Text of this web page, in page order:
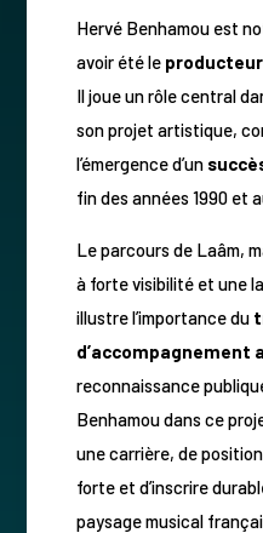
Hervé Benhamou est
avoir été le
Il joue un rôle central
son projet artistique,
l’émergence d’un
fin des années 1990 et
Le parcours de Laâm,
à forte visibilité et une
illustre l’importance du
d’accompagnement
reconnaissance
Benhamou dans ce
une carrière, de
forte et d’inscrire
paysage musical